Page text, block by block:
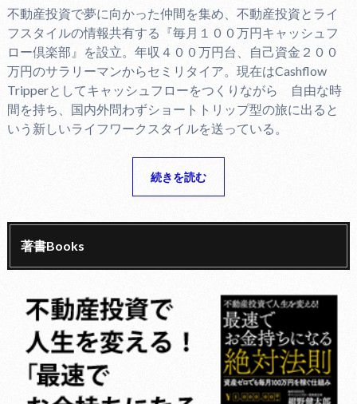
不動産投資で夢に向かった仲間を集め、不動産投資とライ
フスタイルの情報共有する『毎月１００万円キャッシュフ
ロー倶楽部』を設立。年収４００万円台、自己資金２００
万円のサラリーマンからセミリタイア。現在はCashflow
Tripperとしてキャッシュフローをつくりながら 自由な時
間を持ち、国内外問わずショートトリップ型の旅に出ると
いう新しいライフワークスタイルを送っている。
続きを読む
著書Books